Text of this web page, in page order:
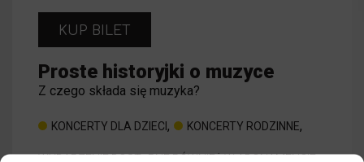
KUP BILET
Proste historyjki o muzyce
Z czego składa się muzyka?
KONCERTY DLA DZIECI , KONCERTY RODZINNE,
WYDARZENIE DOSTĘPNE RÓWNIEŻ W ABONAMENCIE